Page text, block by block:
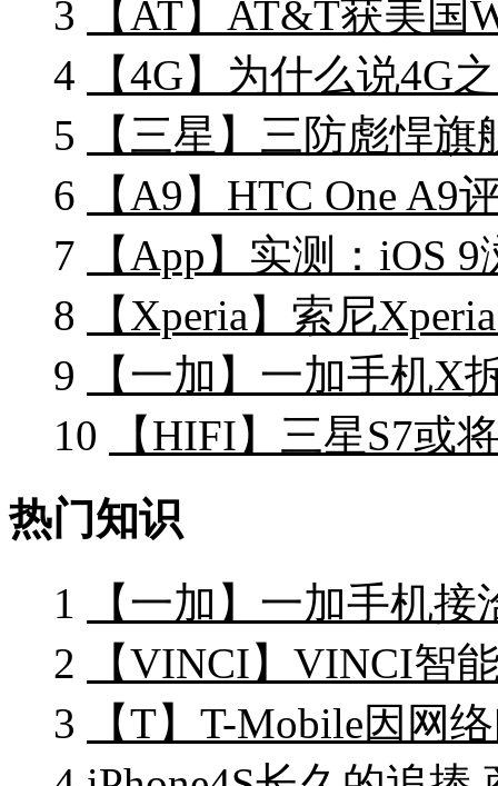
3
【AT】AT&T获美
4
【4G】为什么说4G
5
【三星】三防彪悍
6
【A9】HTC One
7
【App】实测：iOS
8
【Xperia】索尼
9
【一加】一加手机X
10
【HIFI】三星S7或
热门知识
1
【一加】一加手机
2
【VINCI】VINCI智
3
【T】T-Mobile因网